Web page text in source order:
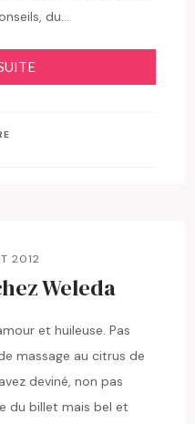
du…
2012
Weleda
et huileuse. Pas
massage au citrus de
deviné, non pas
du billet mais bel et